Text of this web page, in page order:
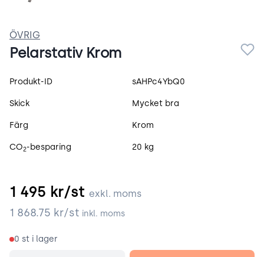
ÖVRIG
Pelarstativ Krom
Produktspecifikation
Produkt-ID sAHPc4YbQ0
Skick Mycket bra
Färg Krom
CO2-besparing 20 kg
1 495 kr/st exkl. moms
1 868.75 kr/st inkl. moms
0 st i lager